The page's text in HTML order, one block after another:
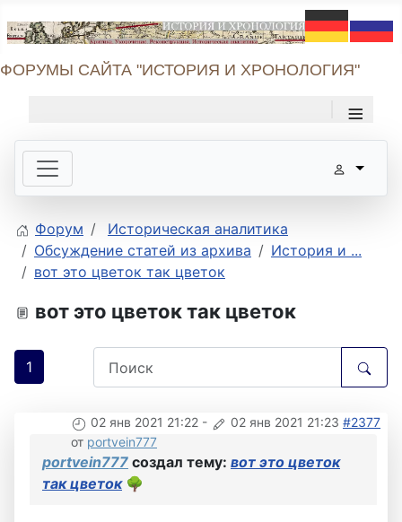
ФОРУМЫ САЙТА "ИСТОРИЯ И ХРОНОЛОГИЯ"
≡
Форум
Историческая аналитика
Обсуждение статей из архива
История и ...
вот это цветок так цветок
вот это цветок так цветок
1
02 янв 2021 21:22 - 02 янв 2021 21:23 #2377
от portvein777
portvein777 создал тему: вот это цветок
так цветок 🌳